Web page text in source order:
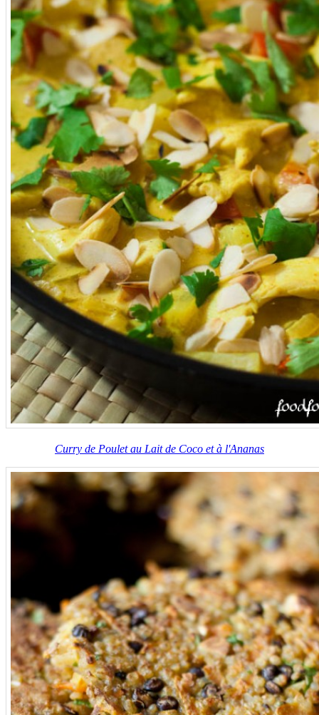
Curry de Poulet au Lait de Coco et à l'Ananas